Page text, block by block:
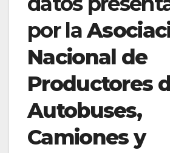
por la
Nacional de
Productores
Autobuses,
Camiones y